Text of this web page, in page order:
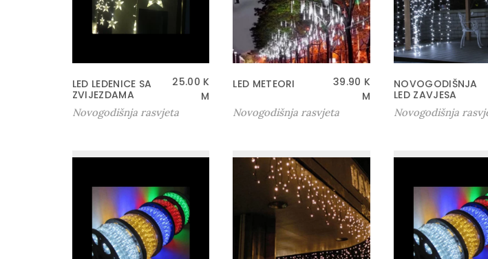
LED LEDENICE SA
ZVIJEZDAMA
25.00 K
M
Novogodišnja rasvjeta
LED METEORI 39.90 K
M
Novogodišnja rasvjeta
NOVOGODIŠNJA
LED ZAVJESA
Novogodišnja